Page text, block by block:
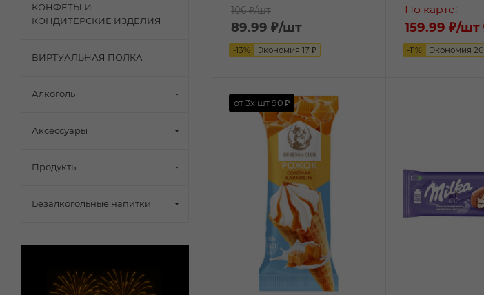
106 ₽/шт
89.99 ₽/шт
-13% Экономия 17 ₽
По карте:
159.99 ₽/шт
-11% Экономия 20
от 3х шт 90 ₽
КОНФЕТЫ И
КОНДИТЕРСКИЕ ИЗДЕЛИЯ
ВИРТУАЛЬНАЯ ПОЛКА
Алкоголь
Аксессуары
Продукты
Безалкогольные напитки